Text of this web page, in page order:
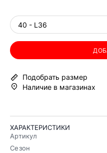
40 - L36
Подобрать размер
Наличие в магазинах
ХАРАКТЕРИСТИКИ
Артикул
Сезон